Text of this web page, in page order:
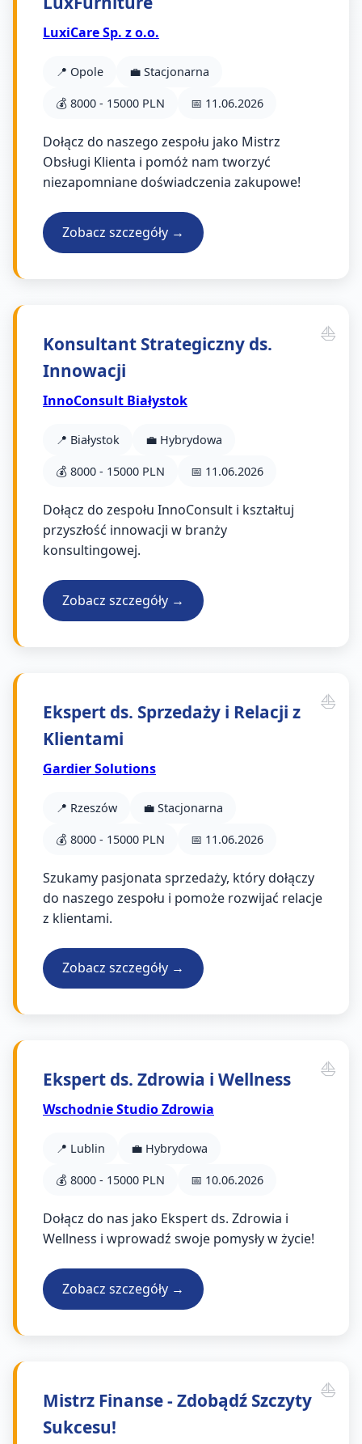
LuxiCare Sp. z o.o.
📍 Opole 💼 Stacjonarna
💰 8000 - 15000 PLN 📅 11.06.2026
Dołącz do naszego zespołu jako Mistrz
Obsługi Klienta i pomóż nam tworzyć
niezapomniane doświadczenia zakupowe!
Zobacz szczegóły →
Konsultant Strategiczny ds.
Innowacji
InnoConsult Białystok
📍 Białystok 💼 Hybrydowa
💰 8000 - 15000 PLN 📅 11.06.2026
Dołącz do zespołu InnoConsult i kształtuj
przyszłość innowacji w branży
konsultingowej.
Zobacz szczegóły →
Ekspert ds. Sprzedaży i Relacji z
Klientami
Gardier Solutions
📍 Rzeszów 💼 Stacjonarna
💰 8000 - 15000 PLN 📅 11.06.2026
Szukamy pasjonata sprzedaży, który dołączy
do naszego zespołu i pomoże rozwijać relacje
z klientami.
Zobacz szczegóły →
Ekspert ds. Zdrowia i Wellness
Wschodnie Studio Zdrowia
📍 Lublin 💼 Hybrydowa
💰 8000 - 15000 PLN 📅 10.06.2026
Dołącz do nas jako Ekspert ds. Zdrowia i
Wellness i wprowadź swoje pomysły w życie!
Zobacz szczegóły →
Mistrz Finanse - Zdobądź Szczyty
Sukcesu!